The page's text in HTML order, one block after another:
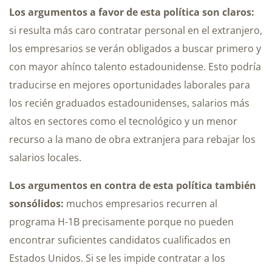
Los argumentos a favor de esta política son claros:
si resulta más caro contratar personal en el extranjero,
los empresarios se verán obligados a buscar primero y
con mayor ahínco talento estadounidense. Esto podría
traducirse en mejores oportunidades laborales para
los recién graduados estadounidenses, salarios más
altos en sectores como el tecnológico y un menor
recurso a la mano de obra extranjera para rebajar los
salarios locales.
Los argumentos en contra de esta política también
sonsólidos: muchos empresarios recurren al
programa H-1B precisamente porque no pueden
encontrar suficientes candidatos cualificados en
Estados Unidos. Si se les impide contratar a los